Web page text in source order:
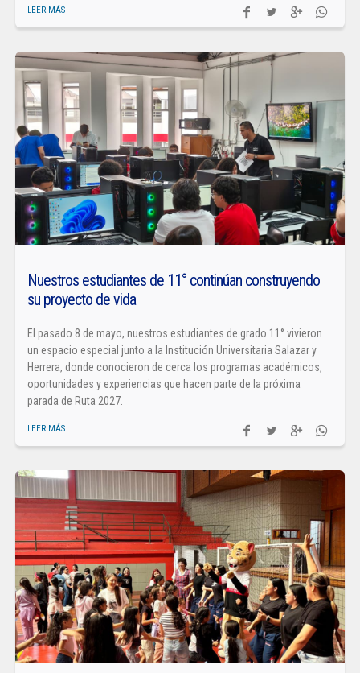
LEER MÁS
Nuestros estudiantes de 11° continúan construyendo
su proyecto de vida
El pasado 8 de mayo, nuestros estudiantes de grado 11° vivieron
un espacio especial junto a la Institución Universitaria Salazar y
Herrera, donde conocieron de cerca los programas académicos,
oportunidades y experiencias que hacen parte de la próxima
parada de Ruta 2027.
LEER MÁS